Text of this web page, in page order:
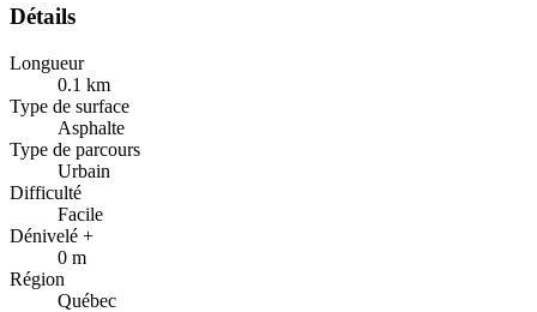
Détails
Longueur
0.1 km
Type de surface
Asphalte
Type de parcours
Urbain
Difficulté
Facile
Dénivelé +
0 m
Région
Québec